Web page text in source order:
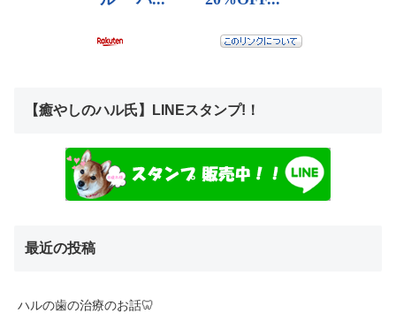
【癒やしのハル氏】LINEスタンプ!！
最近の投稿
ハルの歯の治療のお話🦷